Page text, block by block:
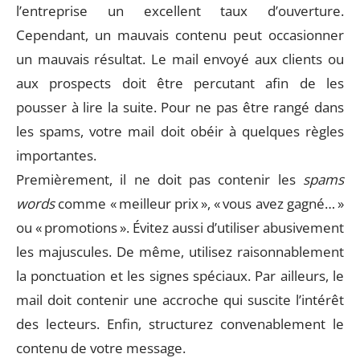
l’entreprise un excellent taux d’ouverture.
Cependant, un mauvais contenu peut occasionner
un mauvais résultat. Le mail envoyé aux clients ou
aux prospects doit être percutant afin de les
pousser à lire la suite. Pour ne pas être rangé dans
les spams, votre mail doit obéir à quelques règles
importantes.
Premièrement, il ne doit pas contenir les spams
wordscomme « meilleur prix », « vous avez gagné… »
ou « promotions ». Évitez aussi d’utiliser abusivement
les majuscules. De même, utilisez raisonnablement
la ponctuation et les signes spéciaux. Par ailleurs, le
mail doit contenir une accroche qui suscite l’intérêt
des lecteurs. Enfin, structurez convenablement le
contenu de votre message.